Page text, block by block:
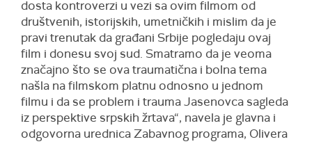
dosta kontroverzi u vezi sa ovim filmom od
društvenih, istorijskih, umetničkih i mislim da je
pravi trenutak da građani Srbije pogledaju ovaj
film i donesu svoj sud. Smatramo da je veoma
značajno što se ova traumatična i bolna tema
našla na filmskom platnu odnosno u jednom
filmu i da se problem i trauma Jasenovca sagleda
iz perspektive srpskih žrtava“, navela je glavna i
odgovorna urednica Zabavnog programa, Olivera